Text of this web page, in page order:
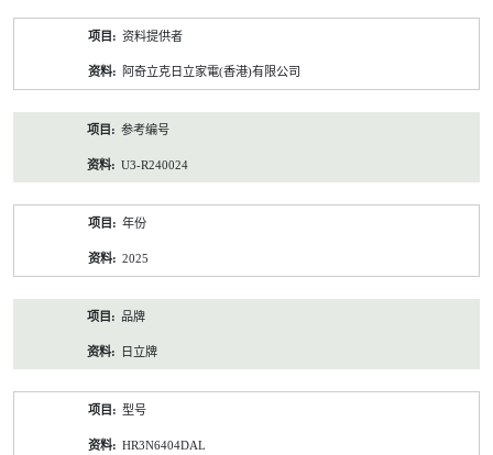
资料提供者
阿奇立克日立家電(香港)有限公司
参考编号
U3-R240024
年份
2025
品牌
日立牌
型号
HR3N6404DAL